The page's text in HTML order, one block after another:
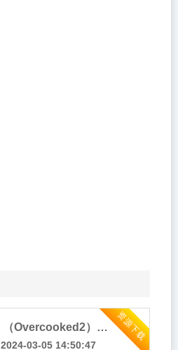
资源下载
胡闹厨房2 （Overcooked2）游戏介绍
2024-03-05 14:50:47